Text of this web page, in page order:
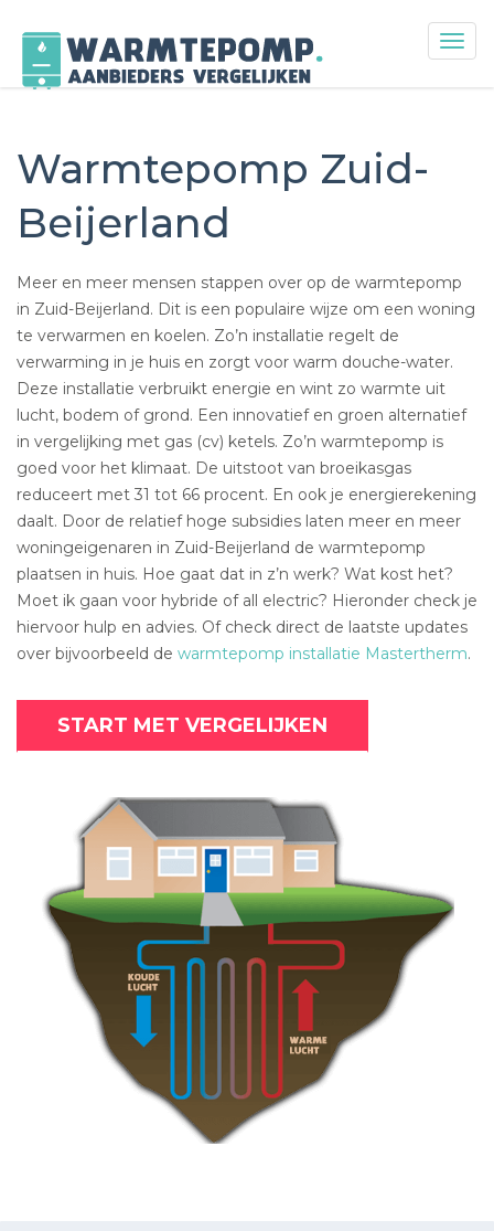
content
Warmtepomp Zuid-
Beijerland
Meer en meer mensen stappen over op de warmtepomp
in Zuid-Beijerland. Dit is een populaire wijze om een woning
te verwarmen en koelen. Zo’n installatie regelt de
verwarming in je huis en zorgt voor warm douche-water.
Deze installatie verbruikt energie en wint zo warmte uit
lucht, bodem of grond. Een innovatief en groen alternatief
in vergelijking met gas (cv) ketels. Zo’n warmtepomp is
goed voor het klimaat. De uitstoot van broeikasgas
reduceert met 31 tot 66 procent. En ook je energierekening
daalt. Door de relatief hoge subsidies laten meer en meer
woningeigenaren in Zuid-Beijerland de warmtepomp
plaatsen in huis. Hoe gaat dat in z’n werk? Wat kost het?
Moet ik gaan voor hybride of all electric? Hieronder check je
hiervoor hulp en advies. Of check direct de laatste updates
over bijvoorbeeld de warmtepomp installatie Mastertherm.
START MET VERGELIJKEN